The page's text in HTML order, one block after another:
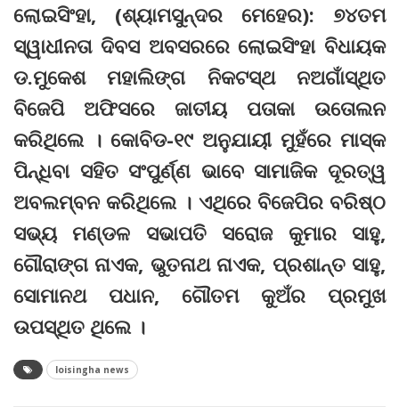
ଲୋଇସିଂହା, (ଶ୍ୟାମସୁନ୍ଦର ମେହେର): ୭୪ତମ
ସ୍ୱାଧୀନତା ଦିବସ ଅବସରରେ ଲୋଇସିଂହା ବିଧାୟକ
ଡ.ମୁକେଶ ମହାଲିଙ୍ଗ ନିକଟସ୍ଥ ନଅଗାଁସ୍ଥିତ
ବିଜେପି ଅଫିସରେ ଜାତୀୟ ପତାକା ଉତୋଲନ
କରିଥିଲେ । କୋବିଡ-୧୯ ଅନୁଯାୟୀ ମୁହଁରେ ମାସ୍କ
ପିନ୍ଧିବା ସହିତ ସଂପୁର୍ଣ୍ଣ ଭାବେ ସାମାଜିକ ଦୂରତ୍ୱ
ଅବଲମ୍ବନ କରିଥିଲେ । ଏଥିରେ ବିଜେପିର ବରିଷ୍ଠ
ସଭ୍ୟ ମଣ୍ଡଳ ସଭାପତି ସରୋଜ କୁମାର ସାହୁ,
ଗୌରାଙ୍ଗ ନାଏକ, ଭୁତନାଥ ନାଏକ, ପ୍ରଶାନ୍ତ ସାହୁ,
ସୋମାନଥ ପଧାନ, ଗୌତମ କୁଅଁର ପ୍ରମୁଖ
ଉପସ୍ଥିତ ଥିଲେ ।
loisingha news